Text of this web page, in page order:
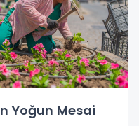
Yoğun Mesai